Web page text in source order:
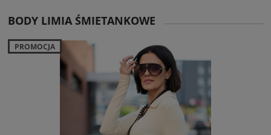
BODY LIMIA ŚMIETANKOWE
PROMOCJA